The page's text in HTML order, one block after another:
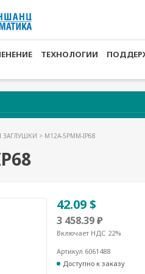
ТЕХНОЛОГИИ
ЗАГЛУШКИ > M12A-5PMM-IP68
42.09 $
3 458.39 ₽
Включает НДС 22%
Артикул 6061488
Доступно к заказу